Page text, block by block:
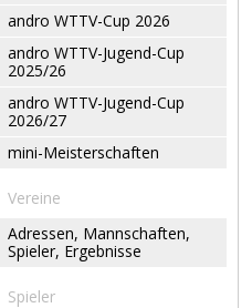
andro WTTV-Cup 2026
andro WTTV-Jugend-Cup
2025/26
andro WTTV-Jugend-Cup
2026/27
mini-Meisterschaften
Vereine
Adressen, Mannschaften,
Spieler, Ergebnisse
Spieler